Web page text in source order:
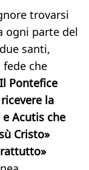
trovarsi
ogni parte del
santi,
fede che
Il Pontefice
la
Acutis che
Cristo»